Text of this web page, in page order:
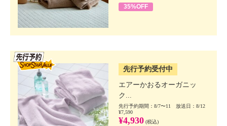
35%OFF
先行予約受付中
エアーかおるオーガニッ
ク...
先行予約期間：8/7〜11 放送日：8/12
¥7,590
¥4,930 (税込)